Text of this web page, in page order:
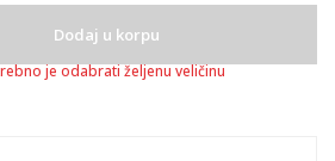
Dodaj u korpu
je odabrati željenu veličinu